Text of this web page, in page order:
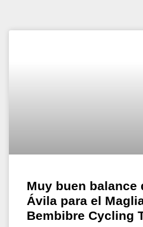
Muy buen balance
Ávila para el
Bembibre Cycling